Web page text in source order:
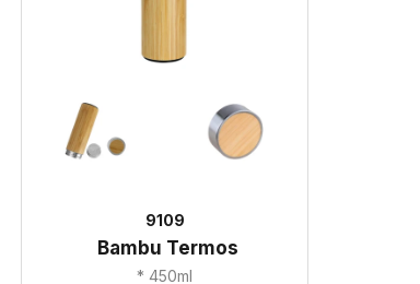
9109
Bambu Termos
* 450ml